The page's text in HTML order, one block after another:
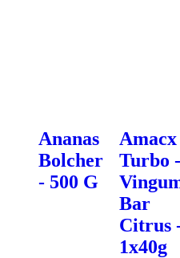
Ananas
Bolcher
- 500 G
Amacx
Turbo -
Bar
Citrus
1x40g